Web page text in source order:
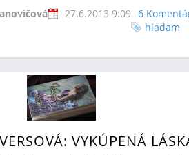
27.6.2013 9:09 6
hladam
VYKÚPENÁ